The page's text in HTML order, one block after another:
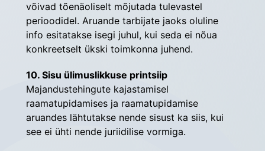
võivad tõenäoliselt mõjutada tulevastel
perioodidel. Aruande tarbijate jaoks oluline
info esitatakse isegi juhul, kui seda ei nõua
konkreetselt ükski toimkonna juhend.
10. Sisu ülimuslikkuse printsiip
Majandustehingute kajastamisel
raamatupidamises ja raamatupidamise
aruandes lähtutakse nende sisust ka siis, kui
see ei ühti nende juriidilise vormiga.